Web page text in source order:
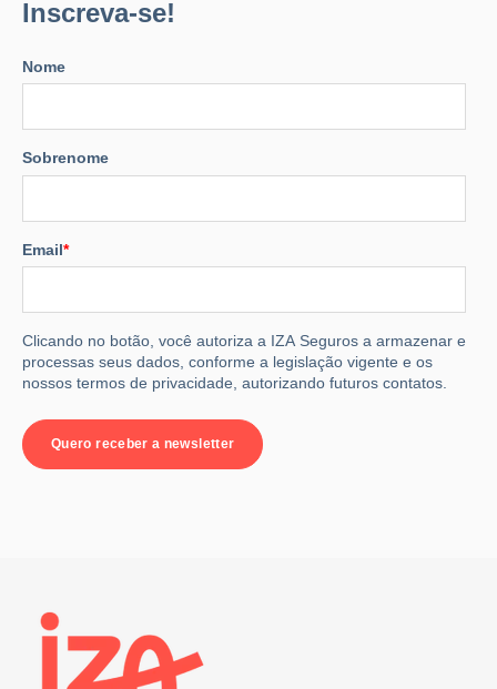
Inscreva-se!
Nome
Sobrenome
Email*
Clicando no botão, você autoriza a IZA Seguros a armazenar e
processas seus dados, conforme a legislação vigente e os
nossos termos de privacidade, autorizando futuros contatos.